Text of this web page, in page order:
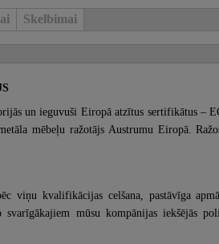
Skelbimai
un ieguvuši Eiropā atzītus sertifikātus –
mēbeļu ražotājs Austrumu Eiropā.
viņu kvalifikācijas celšana, pastāvīga
mūsu kompānijas iekšējās